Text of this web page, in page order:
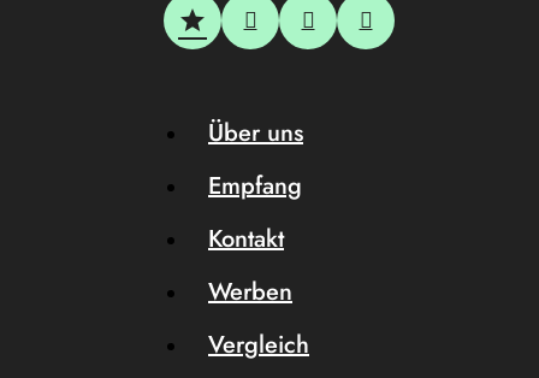
Über uns
Empfang
Kontakt
Werben
Vergleich